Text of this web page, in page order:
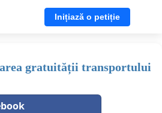
Inițiază o petiție
gratuității transportului